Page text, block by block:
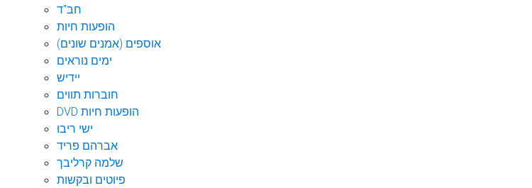
חב"ד
הופעות חיות
אוספים (אמנים שונים)
ימים נוראים
יידיש
חוברות תווים
DVD הופעות חיות
ישי ריבו
אברהם פריד
שלמה קרליבך
פיוטים ובקשות